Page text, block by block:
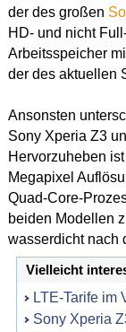
der des großen
HD- und nicht
Arbeitsspeicher
der des aktuellen
Ansonsten
Sony Xperia Z3
Hervorzuheben
Megapixel
Quad-Core-
beiden Modellen
wasserdicht nach
Vielleicht
LTE-Tarife im
Sony Xperia